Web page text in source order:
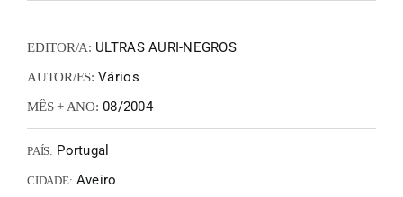
EDITOR/A: ULTRAS AURI-NEGROS
AUTOR/ES: Vários
MÊS + ANO: 08/2004
PAÍS: Portugal
CIDADE: Aveiro